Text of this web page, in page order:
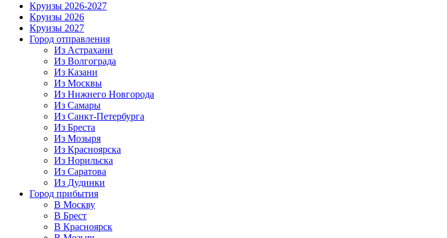
Круизы 2026-2027
Круизы 2026
Круизы 2027
Город отправления
Из Астрахани
Из Волгограда
Из Казани
Из Москвы
Из Нижнего Новгорода
Из Самары
Из Санкт-Петербурга
Из Бреста
Из Мозыря
Из Красноярска
Из Норильска
Из Саратова
Из Дудинки
Город прибытия
В Москву
В Брест
В Красноярск